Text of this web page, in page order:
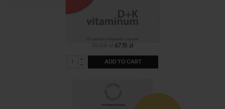
vitaminum D+K
67,15 zł
ADD TO CART